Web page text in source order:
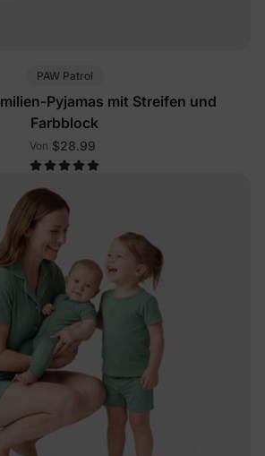
PAW Patrol
Pyjamas mit Streifen und
Farbblock
Von $28.99